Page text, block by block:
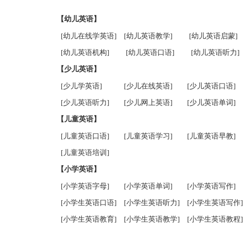
【幼儿英语】
[幼儿在线学英语] [幼儿英语教学] [幼儿英语启蒙]
[幼儿英语机构] [幼儿英语口语] [幼儿英语听力]
【少儿英语】
[少儿学英语] [少儿在线英语] [少儿英语口语]
[少儿英语听力] [少儿网上英语] [少儿英语单词]
【儿童英语】
[儿童英语口语] [儿童英语学习] [儿童英语早教]
[儿童英语培训]
【小学英语】
[小学英语字母] [小学英语单词] [小学英语写作]
[小学生英语口语] [小学生英语听力] [小学生英语写作]
[小学生英语教育] [小学生英语教学] [小学生英语教程]